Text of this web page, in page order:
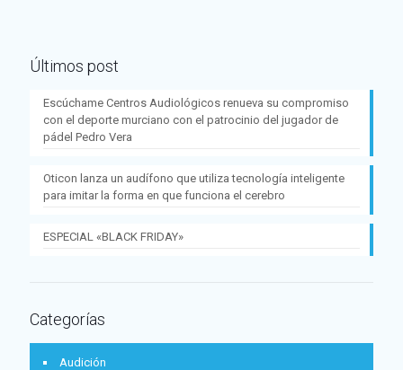
Últimos post
Escúchame Centros Audiológicos renueva su compromiso
con el deporte murciano con el patrocinio del jugador de
pádel Pedro Vera
Oticon lanza un audífono que utiliza tecnología inteligente
para imitar la forma en que funciona el cerebro
ESPECIAL «BLACK FRIDAY»
Categorías
Audición